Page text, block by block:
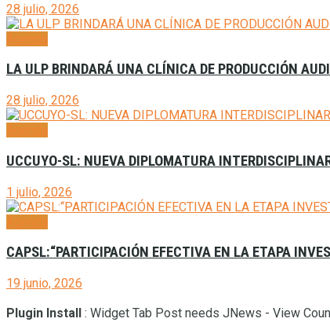
28 julio, 2026
LA ULP BRINDARÁ UNA CLÍNICA DE PRODUCCIÓN
28 julio, 2026
UCCUYO-SL: NUEVA DIPLOMATURA
1 julio, 2026
CAPSL:“PARTICIPACIÓN EFECTIVA EN LA ETAPA
19 junio, 2026
Plugin Install : Widget Tab Post needs JNews - View